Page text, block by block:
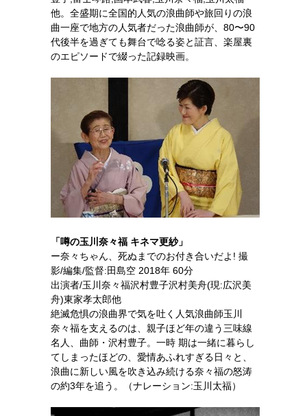
他。全盛期に全国的人気の浪曲師や旅回りの浪
曲一座で地方の人気者だった浪曲師が、80〜90
代後半を過ぎても舞台で唸る姿と証言、楽屋裏
のエピソードで綴った記録映画。
「噂の玉川奈々福 キネマ更紗」
ー奈々ちゃん、死ぬまでのお付き合いだよ! 撮
影/編集/監督:田島空 2018年 60分
出演者/玉川奈々福沢村豊子沢村美舟(現:広沢美
舟)東家孝太郎他
絶滅危惧の浪曲界で気を吐く人気浪曲師玉川
奈々福を支えるのは、親子ほど年の違う三味線
名人、曲師・沢村豊子。一時 期は一緒に暮らし
てしまったほどの、愛情あふれすぎる日々と、
浪曲に新しい風を吹き込み続ける奈々福の怒涛
の約3年を追う。（ナレーション:玉川太福）